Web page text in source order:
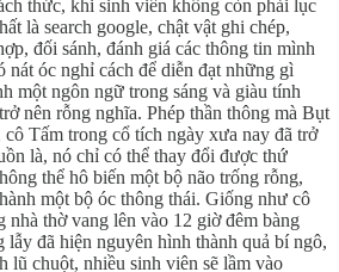
thức, khi sinh viên không còn phải lục
là search google, chật vật ghi chép,
đối sánh, đánh giá các thông tin mình
nát óc nghỉ cách để diễn đạt những gì
một ngôn ngữ trong sáng và giàu tính
nên rỗng nghĩa. Phép thần thông mà Bụt
Tấm trong cổ tích ngày xưa nay đã trở
là, nó chỉ có thể thay đổi được thứ
thể hô biến một bộ não trống rỗng,
một bộ óc thông thái. Giống như cô
thờ vang lên vào 12 giờ đêm bàng
lẫy đã hiện nguyên hình thành quả bí ngô,
lũ chuột, nhiều sinh viên sẽ lầm vào